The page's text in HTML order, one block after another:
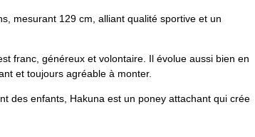
mesurant 129 cm, alliant qualité sportive et un
franc, généreux et volontaire. Il évolue aussi bien en
et toujours agréable à monter.
des enfants, Hakuna est un poney attachant qui crée